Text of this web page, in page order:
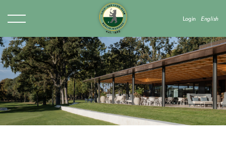
Login English